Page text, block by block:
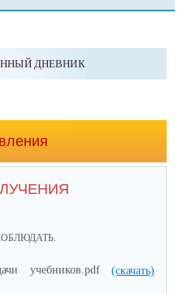
ДНЕВНИК
учебников.pdf(скачать)